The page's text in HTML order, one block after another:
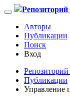
Авторы
Публикации
Поиск
Вход
Публикации
Управление